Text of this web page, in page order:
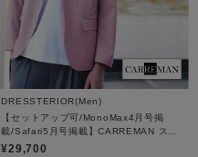
DRESSTERIOR(Men)
【セットアップ可/MonoMax4月号掲
載/Safari5月号掲載】CARREMAN スト
レッチジャケット
¥29,700